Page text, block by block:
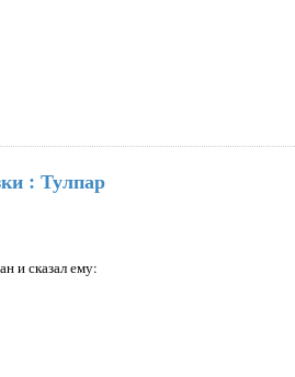
: Тулпар
и сказал ему: